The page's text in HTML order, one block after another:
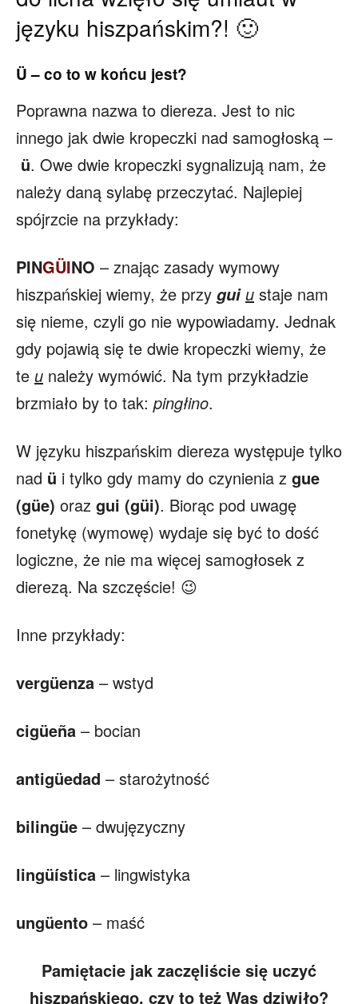
języku hiszpańskim?! 🙂
Ü – co to w końcu jest?
Poprawna nazwa to diereza. Jest to nic
innego jak dwie kropeczki nad samogłoską –
ü. Owe dwie kropeczki sygnalizują nam, że
należy daną sylabę przeczytać. Najlepiej
spójrzcie na przykłady:
PINGÜINO – znając zasady wymowy
hiszpańskiej wiemy, że przy gui u staje nam
się nieme, czyli go nie wypowiadamy. Jednak
gdy pojawią się te dwie kropeczki wiemy, że
te u należy wymówić. Na tym przykładzie
brzmiało by to tak: pingłino.
W języku hiszpańskim diereza występuje tylko
nad ü i tylko gdy mamy do czynienia z gue
(güe) oraz gui (güi). Biorąc pod uwagę
fonetykę (wymowę) wydaje się być to dość
logiczne, że nie ma więcej samogłosek z
dierezą. Na szczęście! 😉
Inne przykłady:
vergüenza – wstyd
cigüeña – bocian
antigüedad – starożytność
bilingüe – dwujęzyczny
lingüística – lingwistyka
ungüento – maść
Pamiętacie jak zaczęliście się uczyć
hiszpańskiego, czy to też Was dziwiło?